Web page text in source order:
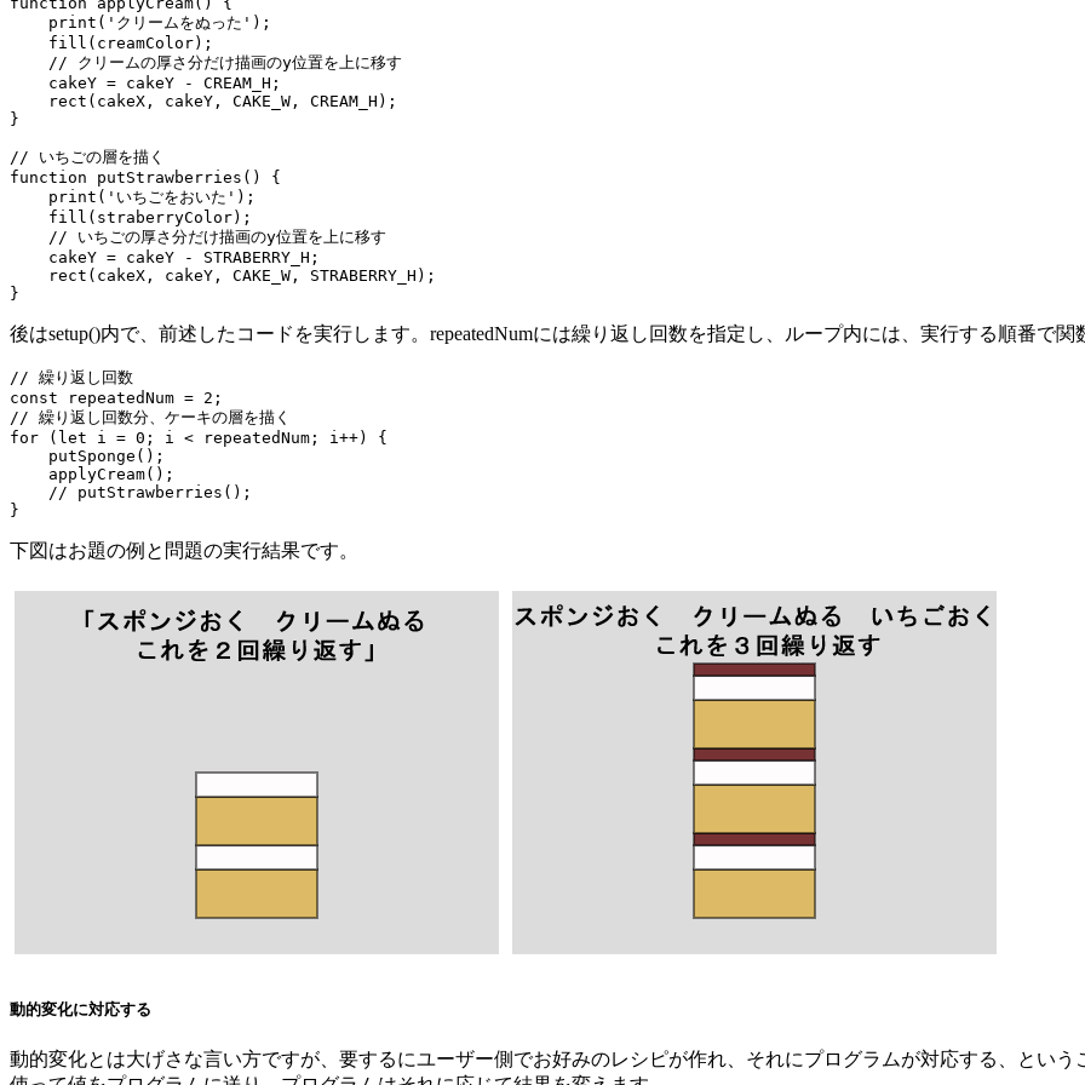
    print('クリームをぬった');
    fill(creamColor);
    // クリームの厚さ分だけ描画のy位置を上に移す
    cakeY = cakeY - CREAM_H;
    rect(cakeX, cakeY, CAKE_W, CREAM_H);
}
// いちごの層を描く
function putStrawberries() {
    print('いちごをおいた');
    fill(straberryColor);
    // いちごの厚さ分だけ描画のy位置を上に移す
    cakeY = cakeY - STRABERRY_H;
    rect(cakeX, cakeY, CAKE_W, STRABERRY_H);
}
後はsetup()内で、前述したコードを実行します。repeatedNumには繰り返し回数を指定し、ループ内には、実行する順番で関
// 繰り返し回数
const repeatedNum = 2;
// 繰り返し回数分、ケーキの層を描く
for (let i = 0; i < repeatedNum; i++) {
    putSponge();
    applyCream();
    // putStrawberries();
}
下図はお題の例と問題の実行結果です。
動的変化に対応する
動的変化とは大げさな言い方ですが、要するにユーザー側でお好みのレシピが作れ、それにプログラムが対応する、とい